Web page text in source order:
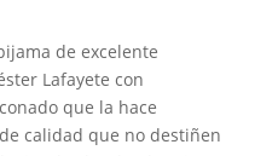
de excelente
Lafayete con
que la hace
calidad que no destiñen